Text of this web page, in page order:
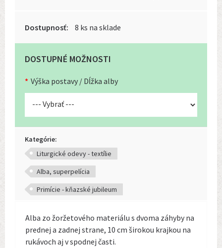
Dostupnosť: 8 ks na sklade
DOSTUPNÉ MOŽNOSTI
Výška postavy / Dĺžka alby
Kategórie:
Liturgické odevy - textílie
Alba, superpelícia
Primície - kňazské jubileum
Alba zo žoržetového materiálu s dvoma záhyby na
prednej a zadnej strane, 10 cm širokou krajkou na
rukávoch aj v spodnej časti.